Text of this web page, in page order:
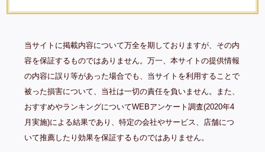
当サイトに掲載内容について万全を期しておりますが、その内
容を保証するものではありません。万一、本サイトの提供情報
の内容に誤り等があった場合でも、当サイトを利用することで
被った損害について、当社は一切の責任を負いません。また、
おすすめやランキングについてWEBアンケート調査(2020年4
月実施)による結果であり、特定の会社やサービス、店舗につ
いて推薦したり効果を保証するものではありません。